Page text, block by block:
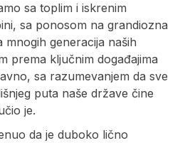
sa toplim i iskrenim
sa ponosom na grandiozna
generacija naših
prema ključnim događajima
sa razumevanjem da sve
puta naše države čine
je.
da je duboko lično